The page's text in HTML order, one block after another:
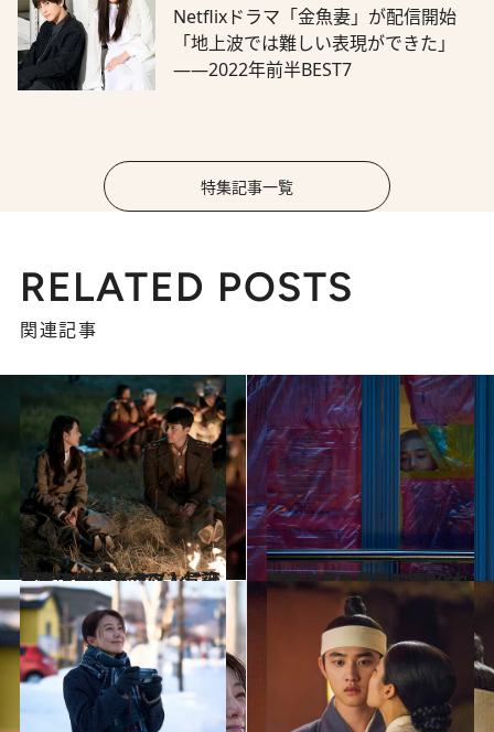
Netflixドラマ「金魚妻」が配信開始
「地上波では難しい表現ができた」
――2022年前半BEST7
特集記事一覧
RELATED POSTS
関連記事
2020.8.15
発表！ 韓国ドラマ人気記事ベスト10 イケメンに恋して泣いて笑って♡
カルチャー 2022.1.27
洗練された骨太な演出が光る…！ Netflixで観られるおすすめ韓国映画
カルチャー